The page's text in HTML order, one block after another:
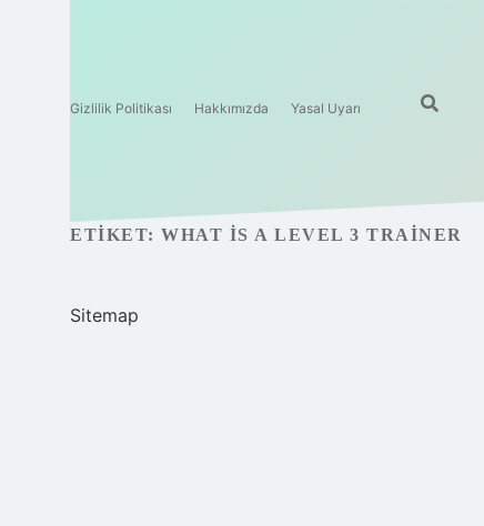
Gizlilik Politikası Hakkımızda Yasal Uyarı
ETIKET: WHAT IS A LEVEL 3 TRAINER
Sitemap